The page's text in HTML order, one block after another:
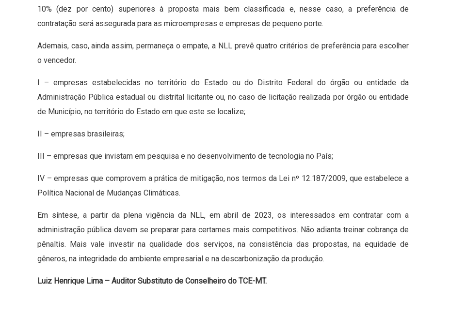
10% (dez por cento) superiores à proposta mais bem classificada e, nesse caso, a preferência de
contratação será assegurada para as microempresas e empresas de pequeno porte.
Ademais, caso, ainda assim, permaneça o empate, a NLL prevê quatro critérios de preferência para escolher
o vencedor.
I – empresas estabelecidas no território do Estado ou do Distrito Federal do órgão ou entidade da
Administração Pública estadual ou distrital licitante ou, no caso de licitação realizada por órgão ou entidade
de Município, no território do Estado em que este se localize;
II – empresas brasileiras;
III – empresas que invistam em pesquisa e no desenvolvimento de tecnologia no País;
IV – empresas que comprovem a prática de mitigação, nos termos da Lei nº 12.187/2009, que estabelece a
Política Nacional de Mudanças Climáticas.
Em síntese, a partir da plena vigência da NLL, em abril de 2023, os interessados em contratar com a
administração pública devem se preparar para certames mais competitivos. Não adianta treinar cobrança de
pênaltis. Mais vale investir na qualidade dos serviços, na consistência das propostas, na equidade de
gêneros, na integridade do ambiente empresarial e na descarbonização da produção.
Luiz Henrique Lima – Auditor Substituto de Conselheiro do TCE-MT.